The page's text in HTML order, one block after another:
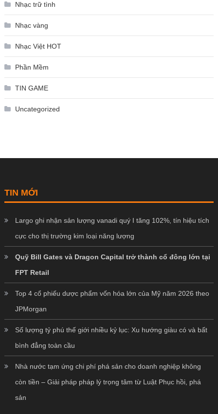
Nhạc trữ tình
Nhạc vàng
Nhạc Việt HOT
Phần Mềm
TIN GAME
Uncategorized
TIN MỚI
Largo ghi nhận sản lượng vanadi quý I tăng 102%, tín hiệu tích
cực cho thị trường kim loại năng lượng
Quỹ Bill Gates và Dragon Capital trở thành cổ đông lớn tại
FPT Retail
Top 4 cổ phiếu dược phẩm vốn hóa lớn của Mỹ năm 2026 theo
JPMorgan
Số lượng tỷ phú thế giới nhiều kỷ lục: Xu hướng giàu có và bất
bình đẳng toàn cầu
Nhà nước tạm ứng chi phí phá sản cho doanh nghiệp không
còn tiền – Giải pháp pháp lý trọng tâm từ Luật Phục hồi, phá
sản